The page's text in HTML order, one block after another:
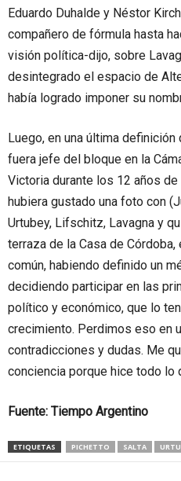
Eduardo Duhalde y Néstor
compañero de fórmula hasta
visión política-dijo, sobre
desintegrado el espacio de
había logrado imponer su
Luego, en una última
fuera jefe del bloque en la
Victoria durante los 12 años
hubiera gustado una foto con
Urtubey, Lifschitz, Lavagna y
terraza de la Casa de
común, habiendo definido un
decidiendo participar en las
político y económico, que lo
crecimiento. Perdimos eso en
contradicciones y dudas. Me
conciencia porque hice todo lo
Fuente: Tiempo Argentino
ETIQUETAS PICHETTO SALTA